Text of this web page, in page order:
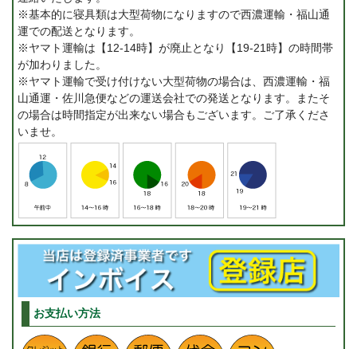
※基本的に寝具類は大型荷物になりますので西濃運輸・福山通
運での配送となります。
※ヤマト運輸は【12-14時】が廃止となり【19-21時】の時間帯
が加わりました。
※ヤマト運輸で受け付けない大型荷物の場合は、西濃運輸・福
山通運・佐川急便などの運送会社での発送となります。またそ
の場合は時間指定が出来ない場合もございます。ご了承くださ
いませ。
お支払い方法